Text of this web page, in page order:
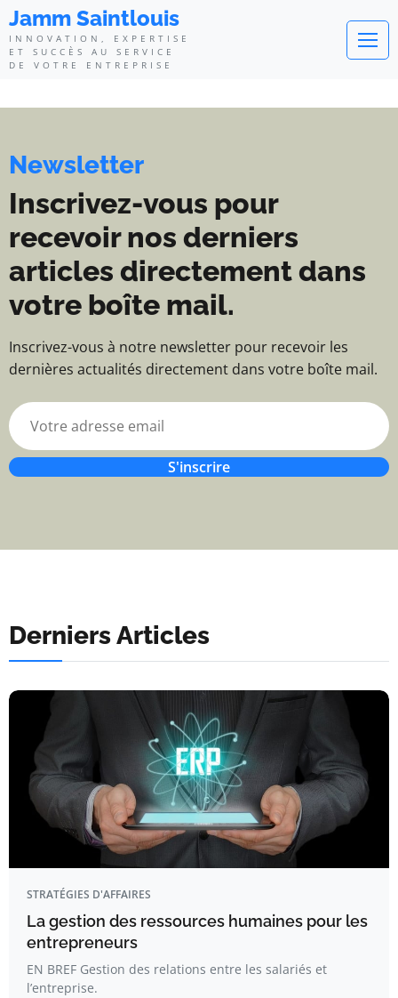
Jamm Saintlouis - Innovation,
Jamm Saintlouis
INNOVATION, EXPERTISE
ET SUCCÈS AU SERVICE
DE VOTRE ENTREPRISE
Newsletter
Inscrivez-vous pour
recevoir nos derniers
articles directement dans
votre boîte mail.
Inscrivez-vous à notre newsletter pour recevoir les
dernières actualités directement dans votre boîte mail.
S'inscrire
Derniers Articles
STRATÉGIES D'AFFAIRES
La gestion des ressources humaines pour les
entrepreneurs
EN BREF Gestion des relations entre les salariés et
l’entreprise.